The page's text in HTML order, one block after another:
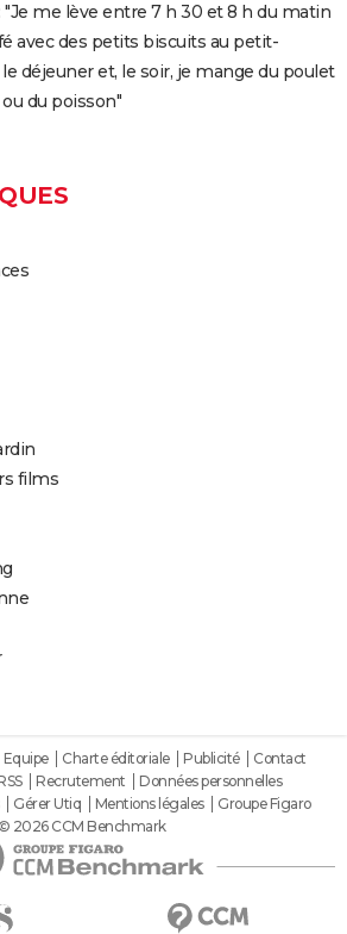
: le film Marvel s'offre une
annonce, quelle date de sortie ?
dernier film Marvel vaut-il le
: synopsis, casting, bande-
avis...
avis, critiques, suite, séances,
de quoi est mort l'acteur Chadwick
le prequel de "Mad Max Fury
casting, avis, streaming,
: le crossover de super-héros a-
scène post-générique à la fin du
Home : où voir le film en VOD
: synopsis, casting, bande-
streaming...
casting.... Ce que l'on sait sur le
personnages... Tout sur Secret
: "Je me lève entre 7 h 30 et 8 h du matin
avec des petits biscuits au petit-
déjeuner et, le soir, je mange du poulet
du poisson"
films
Equipe Charte éditoriale Publicité
Contact
Recrutement
Données personnelles
Gérer Utiq Mentions légales
Groupe Figaro
© 2026 CCM Benchmark